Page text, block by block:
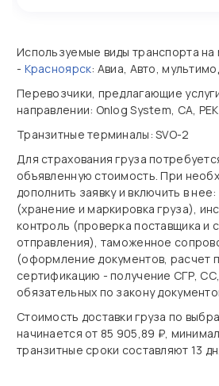
Используемые виды транспорта
- Красноярск: Авиа, Авто,
Перевозчики, предлагающие
направлении: Onlog System, CA,
Транзитные терминалы: SVO-2
Для страхования груза
объявленную стоимость. При
дополнить заявку и включить в нее:
(хранение и маркировка груза),
контроль (проверка поставщика и
отправления), таможенное
(оформление документов, расчет
сертификацию - получение СГР,
обязательных по закону
Стоимость доставки груза по
начинается от 85 905,89 ₽,
транзитные сроки составляют 13 дн.